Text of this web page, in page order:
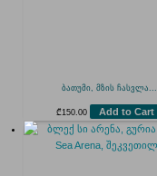
ბათუმი, მზის ჩასვლა...
₾ 150.00 Add to Cart